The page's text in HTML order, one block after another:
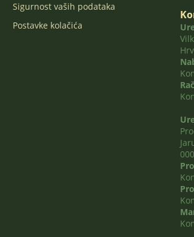
Sigurnost vaših podataka
Postavke kolačića